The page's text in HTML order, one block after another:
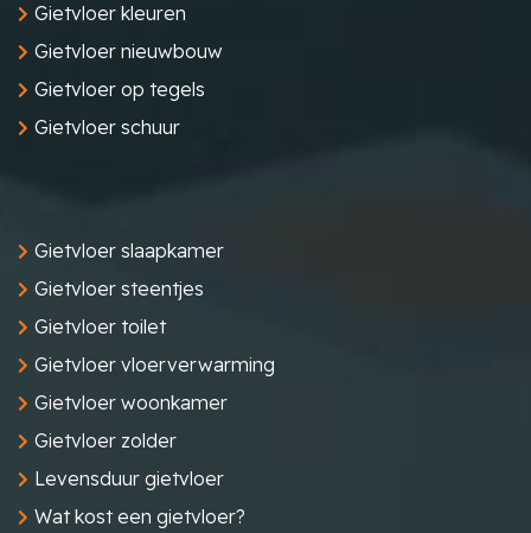
Gietvloer kleuren
Gietvloer nieuwbouw
Gietvloer op tegels
Gietvloer schuur
Gietvloer slaapkamer
Gietvloer steentjes
Gietvloer toilet
Gietvloer vloerverwarming
Gietvloer woonkamer
Gietvloer zolder
Levensduur gietvloer
Wat kost een gietvloer?